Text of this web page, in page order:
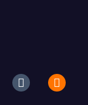
tumblr blogger